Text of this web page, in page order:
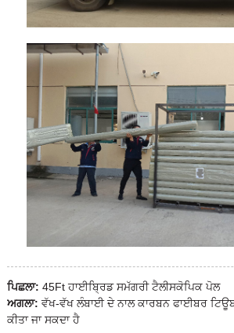
ਪਿਛਲਾ: 45Ft ਹਾਈਬ੍ਰਿਡ ਸਮੱਗਰੀ ਟੈਲੀਸਕੋਪਿਕ ਪੋਲ
ਅਗਲਾ: ਵੱਖ-ਵੱਖ ਲੰਬਾਈ ਦੇ ਨਾਲ ਕਾਰਬਨ ਫਾਈਬਰ
ਕੀਤਾ ਜਾ ਸਕਦਾ ਹੈ